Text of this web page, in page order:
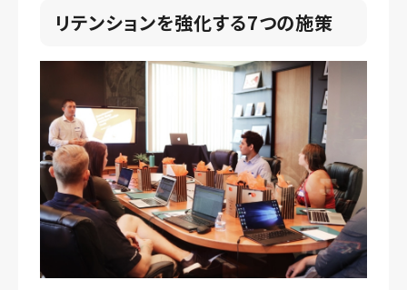
リテンションを強化する7つの施策